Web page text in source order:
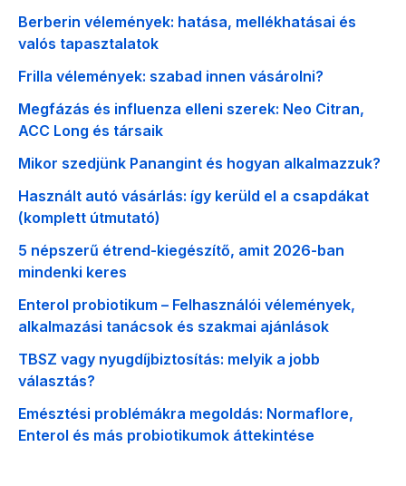
Berberin vélemények: hatása, mellékhatásai és
valós tapasztalatok
Frilla vélemények: szabad innen vásárolni?
Megfázás és influenza elleni szerek: Neo Citran,
ACC Long és társaik
Mikor szedjünk Panangint és hogyan alkalmazzuk?
Használt autó vásárlás: így kerüld el a csapdákat
(komplett útmutató)
5 népszerű étrend-kiegészítő, amit 2026-ban
mindenki keres
Enterol probiotikum – Felhasználói vélemények,
alkalmazási tanácsok és szakmai ajánlások
TBSZ vagy nyugdíjbiztosítás: melyik a jobb
választás?
Emésztési problémákra megoldás: Normaflore,
Enterol és más probiotikumok áttekintése